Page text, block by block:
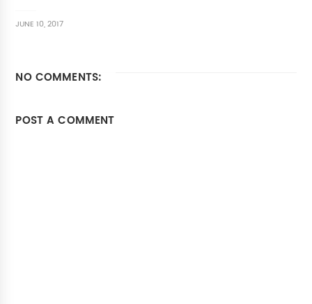
JUNE 10, 2017
NO COMMENTS:
POST A COMMENT